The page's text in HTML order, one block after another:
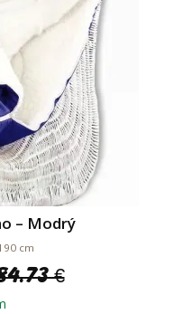
– Modrý
cm
€